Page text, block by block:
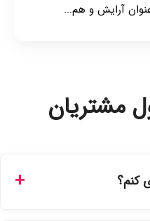
آرایش و هم...
مشتریان
کنم؟